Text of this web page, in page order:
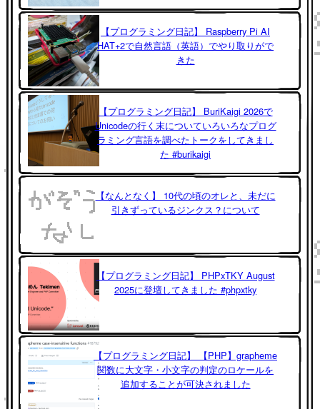
【プログラミング日記】 Raspberry Pi AI
HAT+2で自然言語（英語）でやり取りがで
きた
【プログラミング日記】 BuriKaigi 2026で
Unicodeの行く末についていろいろなプログ
ラミング言語を調べたトークをしてきまし
た #burikaigi
【なんとなく】 10代の頃のオレと、未だに
引きずっているジンクス？について
【プログラミング日記】 PHPxTKY August
2025に登壇してきました #phpxtky
【プログラミング日記】 【PHP】grapheme
関数に大文字・小文字の判定のロケールを
追加することが可決されました